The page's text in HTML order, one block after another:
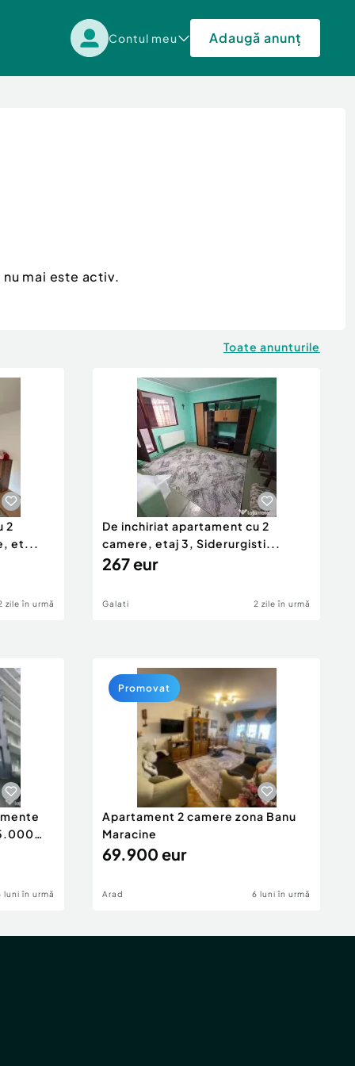
Contul meu Adaugă anunț
nu mai este activ.
Toate anunturile
2
et...
zile în urmă
De inchiriat apartament cu 2
camere, etaj 3, Siderurgisti...
267 eur
Galati 2 zile în urmă
luni în urmă
Apartament 2 camere zona Banu
Maracine
69.900 eur
Arad 6 luni în urmă
Promovat